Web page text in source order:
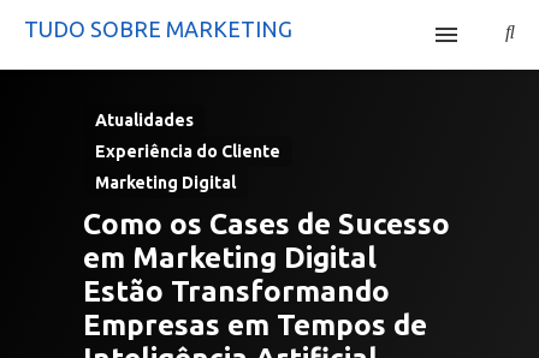
TUDO SOBRE MARKETING
Site Mercatta
Curso Tráfego Pago
Atualidades
Experiência do Cliente
Marketing Digital
Como os Cases de Sucesso
em Marketing Digital
Estão Transformando
Empresas em Tempos de